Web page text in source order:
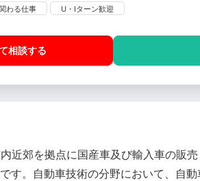
わる仕事
U・Iターン歓迎
相談する
近郊を拠点に国産車及び輸入車の販
す。自動車技術の分野において、自